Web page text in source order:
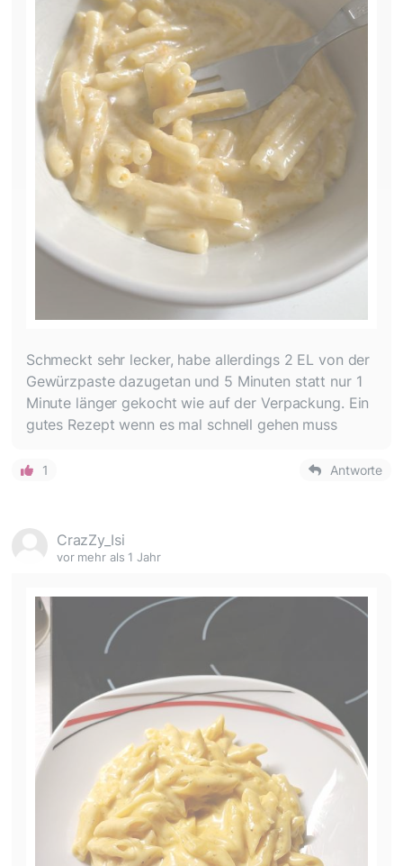
Schmeckt sehr lecker, habe allerdings 2 EL von der
Gewürzpaste dazugetan und 5 Minuten statt nur 1
Minute länger gekocht wie auf der Verpackung. Ein
gutes Rezept wenn es mal schnell gehen muss
1 Antworte
CrazZy_Isi
vor mehr als 1 Jahr